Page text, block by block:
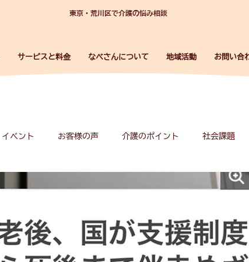
東京・荒川区で介護の悩み相談
サービスと料金 なべさんについて 地域活動 お問い合
イベント お客様の声 介護のポイント 社会課題